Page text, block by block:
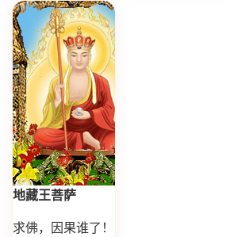
地藏王菩萨
求佛，因果谁了！